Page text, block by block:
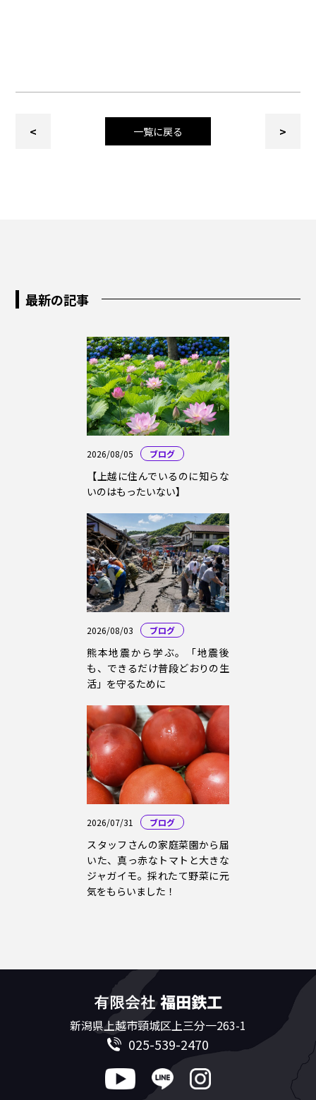
< 一覧に戻る >
最新の記事
2026/08/05 ブログ
【上越に住んでいるのに知らな
いのはもったいない】
2026/08/03 ブログ
熊本地震から学ぶ。「地震後
も、できるだけ普段どおりの生
活」を守るために
2026/07/31 ブログ
スタッフさんの家庭菜園から届
いた、真っ赤なトマトと大きな
ジャガイモ。採れたて野菜に元
気をもらいました！
新潟県上越市頸城区上三分一263-1
025-539-2470